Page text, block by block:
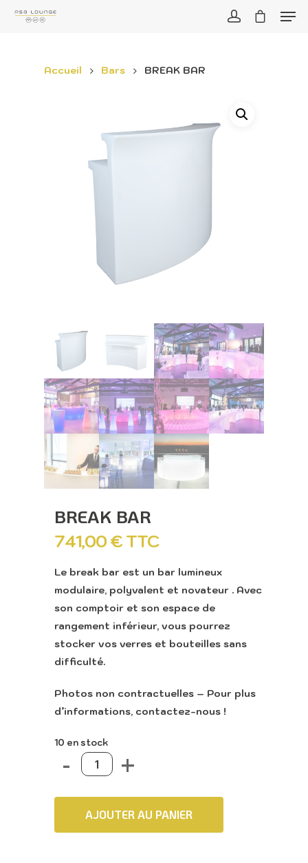
Accueil Bars BREAK BAR
BREAK BAR
741,00€TTC
Le break bar est un bar lumineux
modulaire, polyvalent et novateur . Avec
son comptoir et son espace de
rangement inférieur, vous pourrez
stocker vos verres et bouteilles sans
difficulté.
Photos non contractuelles – Pour plus
d’informations, contactez-nous !
10 en stock
AJOUTER AU PANIER